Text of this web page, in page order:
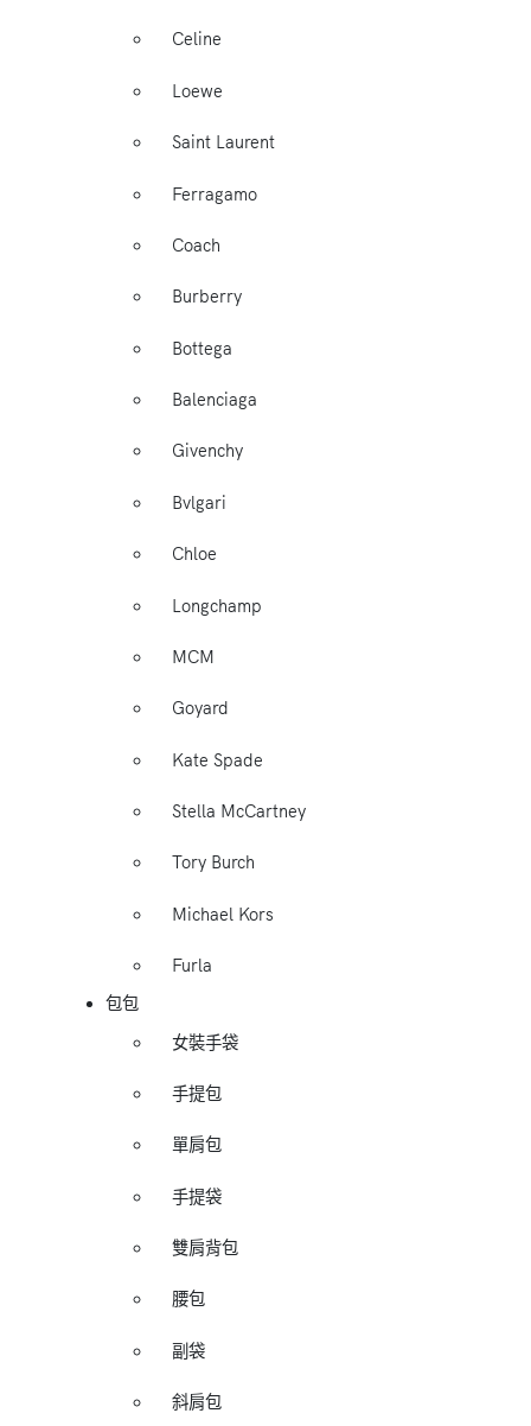
Celine
Loewe
Saint Laurent
Ferragamo
Coach
Burberry
Bottega
Balenciaga
Givenchy
Bvlgari
Chloe
Longchamp
MCM
Goyard
Kate Spade
Stella McCartney
Tory Burch
Michael Kors
Furla
包包
女裝手袋
手提包
單肩包
手提袋
雙肩背包
腰包
副袋
斜肩包